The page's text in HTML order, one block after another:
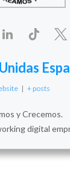
| + posts
y Crecemos.
digital